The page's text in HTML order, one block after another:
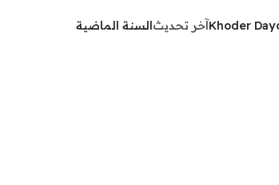
Khoderآخر تحديثالسنة الماضية